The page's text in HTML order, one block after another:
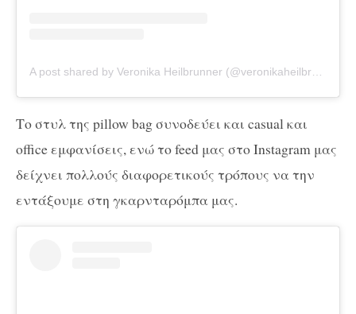
Το στυλ της pillow bag συνοδεύει και casual και
office εμφανίσεις, ενώ το feed μας στο Instagram μας
δείχνει πολλούς διαφορετικούς τρόπους να την
εντάξουμε στη γκαρνταρόμπα μας.